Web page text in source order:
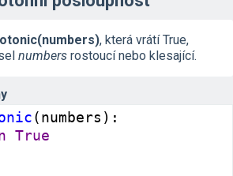
, která vrátí True,
numbers rostoucí nebo klesající.
(numbers ):
True